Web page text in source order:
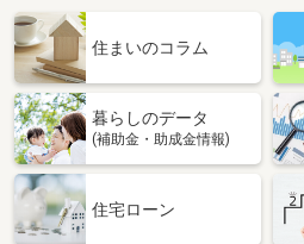
住まいのコラム
暮らしのデータ
(補助金・助成金情報)
住宅ローン